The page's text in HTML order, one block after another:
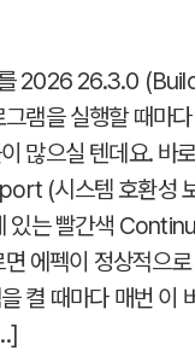
2026 26.3.0
램을 실행할 때마
많으실 텐데요. 바
(시스템 호환성 보
있는 빨간색
에펙이 정상적으
켤 때마다 매번 이